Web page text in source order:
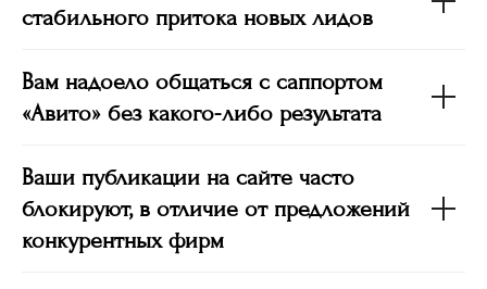
стабильного притока новых лидов
Вам надоело общаться с саппортом
«Авито» без какого-либо результата
Ваши публикации на сайте часто
блокируют, в отличие от предложений
конкурентных фирм